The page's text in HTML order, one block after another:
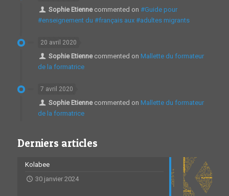
Sophie Etiennecommented on #Guide pour
#enseignement du #français aux #adultes migrants
20 avril 2020
Sophie Etiennecommented on Mallette du formateur
de la formatrice
7 avril 2020
Sophie Etiennecommented on Mallette du formateur
de la formatrice
Derniers articles
Kolabee
30 janvier 2024